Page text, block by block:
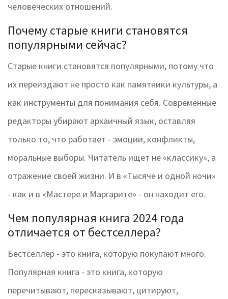
человеческих отношений.
Почему старые книги становятся
популярными сейчас?
Старые книги становятся популярными, потому что
их переиздают не просто как памятники культуры, а
как инструменты для понимания себя. Современные
редакторы убирают архаичный язык, оставляя
только то, что работает - эмоции, конфликты,
моральные выборы. Читатель ищет не «классику», а
отражение своей жизни. И в «Тысяче и одной ночи»
- как и в «Мастере и Маргарите» - он находит его.
Чем популярная книга 2024 года
отличается от бестселлера?
Бестселлер - это книга, которую покупают много.
Популярная книга - это книга, которую
перечитывают, пересказывают, цитируют,